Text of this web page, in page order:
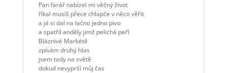
Pan farář nabízel mi věčný život
říkal musíš přece chlapče v něco věřit
a já si dal na lačno jedno pivo
a spatřil anděly jimž pelichá peří
Bláznivé Markétě
zpívám druhý hlas
jsem tady na světě
dokud nevyprší můj čas